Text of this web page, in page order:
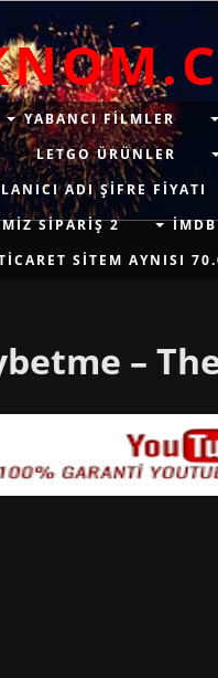
YABANCI FILMLER
LETGO ÜRÜNLER
ADI ŞIFRE FIYATI
SIPARIŞ 2
SITEM AYNISI
–